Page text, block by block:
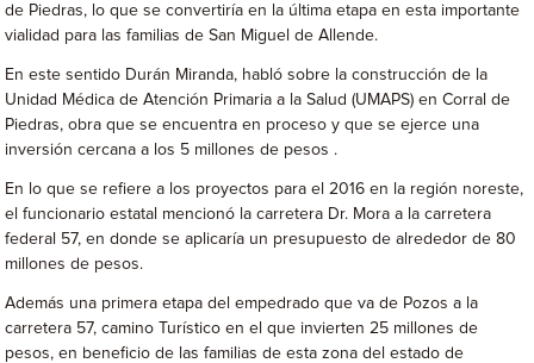
de Piedras, lo que se convertiría en la última etapa en esta importante
vialidad para las familias de San Miguel de Allende.
En este sentido Durán Miranda, habló sobre la construcción de la
Unidad Médica de Atención Primaria a la Salud (UMAPS) en Corral de
Piedras, obra que se encuentra en proceso y que se ejerce una
inversión cercana a los 5 millones de pesos .
En lo que se refiere a los proyectos para el 2016 en la región noreste,
el funcionario estatal mencionó la carretera Dr. Mora a la carretera
federal 57, en donde se aplicaría un presupuesto de alrededor de 80
millones de pesos.
Además una primera etapa del empedrado que va de Pozos a la
carretera 57, camino Turístico en el que invierten 25 millones de
pesos, en beneficio de las familias de esta zona del estado de